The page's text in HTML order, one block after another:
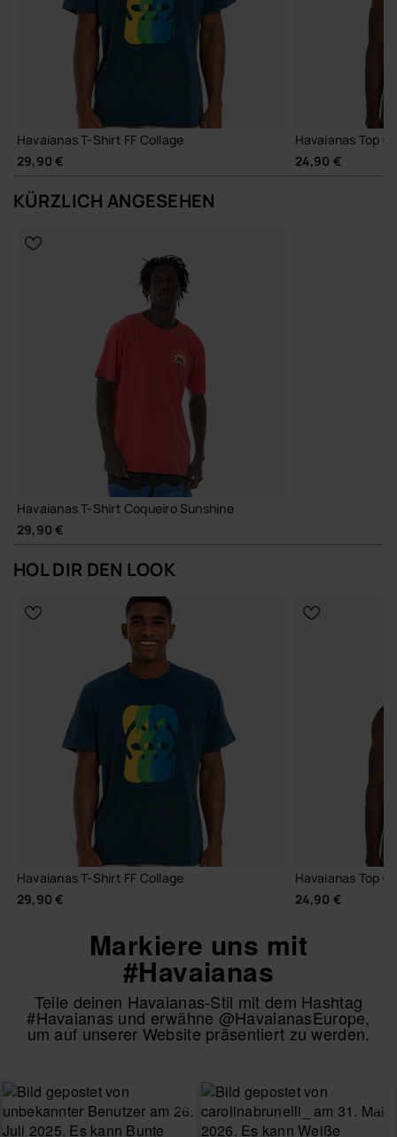
Havaianas T-Shirt FF Collage
29,90 €
Havaianas Top
24,90 €
KÜRZLICH ANGESEHEN
Havaianas T-Shirt Coqueiro Sunshine
29,90 €
HOL DIR DEN LOOK
Havaianas T-Shirt FF Collage
29,90 €
Havaianas Top
24,90 €
Markiere uns mit
#Havaianas
Teile deinen Havaianas-Stil mit dem Hashtag
#Havaianas und erwähne @HavaianasEurope,
um auf unserer Website präsentiert zu werden.